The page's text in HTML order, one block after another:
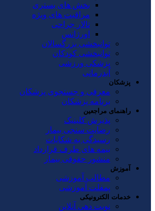
بخش های بستری
مراقبت های ویژه
تالار جراحی
اورژانس
توانبخشی بزرگسالان
توانبخشی کودکان
پزشکی ورزشی
آبدرمانی
پزشکان
معرفی و جستجوی پزشکان
برنامه پزشکان
راهنمای مراجعین
پذیرش کلینیک
رضایت سنجی بیمار
رسیدگی به شکایات
بیمه های طرف قرارداد
منشور حقوقی بیمار
آموزش
مطالب آموزشی
پمفلت آموزشی
خدمات الکترونیکی
نوبت دهی آنلاین